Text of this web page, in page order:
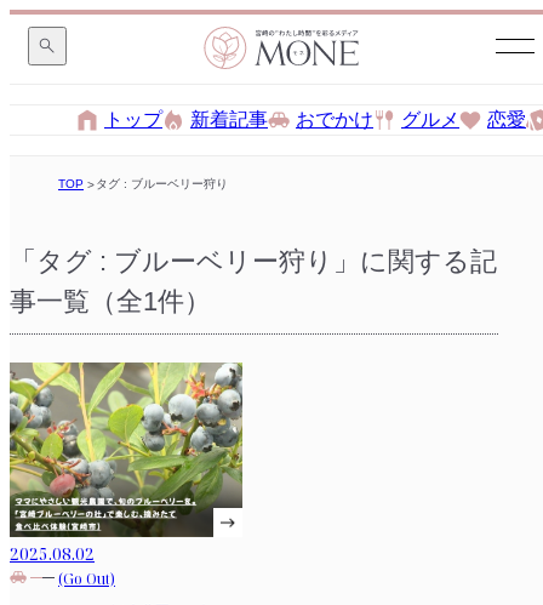
トップ 新着記事 おでかけ グルメ 恋愛
TOP タグ : ブルーベリー狩り
「タグ : ブルーベリー狩り」に関する記
事一覧（全1件）
2025.08.02
(Go Out)